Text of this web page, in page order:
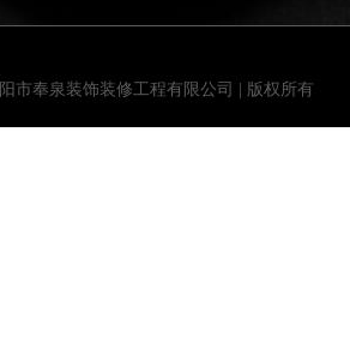
市奉泉装饰装修工程有限公司 | 版权所有